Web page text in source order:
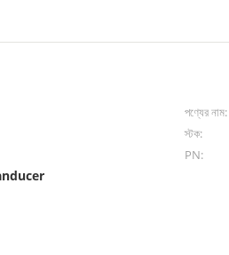
পণ্যের নাম:
স্টক:
PN: